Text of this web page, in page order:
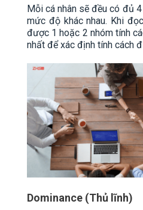
Mỗi cá nhân sẽ đều có đủ
mức độ khác nhau. Khi
được 1 hoặc 2 nhóm tính
nhất để xác định tính cách
Dominance (Thủ lĩnh)